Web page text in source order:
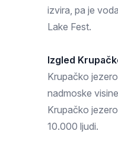
izvira, pa je
Lake Fest.
Izgled
Krupačko
nadmoske
Krupačko
10.000 ljudi.